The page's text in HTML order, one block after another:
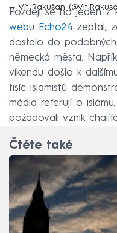
— Vít Rakušan
Později se ho jeden z
webu Echo24 zeptal,
dostalo do
německá města.
víkendu došlo k
tisíc islamistů
média referují o
požadovali vznik
Čtěte také